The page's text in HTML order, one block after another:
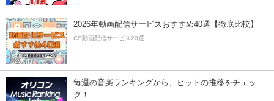
2026年動画配信サービスおすすめ40選【徹底比較】
CS動画配信サービス20選
毎週の音楽ランキングから、ヒットの推移をチェッ
ク！